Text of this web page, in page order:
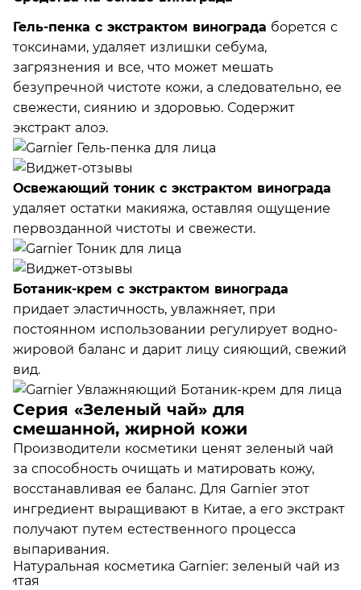
Гель-пенка с экстрактом винограда борется с
токсинами, удаляет излишки себума,
загрязнения и все, что может мешать
безупречной чистоте кожи, а следовательно, ее
свежести, сиянию и здоровью. Содержит
экстракт алоэ.
Освежающий тоник с экстрактом винограда
удаляет остатки макияжа, оставляя ощущение
первозданной чистоты и свежести.
Ботаник-крем с экстрактом винограда
придает эластичность, увлажняет, при
постоянном использовании регулирует водно-
жировой баланс и дарит лицу сияющий, свежий
вид.
Серия «Зеленый чай» для
смешанной, жирной кожи
Производители косметики ценят зеленый чай
за способность очищать и матировать кожу,
восстанавливая ее баланс. Для Garnier этот
ингредиент выращивают в Китае, а его экстракт
получают путем естественного процесса
выпаривания.